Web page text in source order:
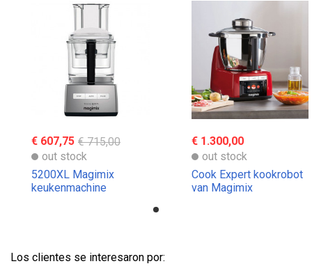
€ 607,75 € 715,00
out stock
5200XL Magimix
keukenmachine
€ 1.300,00
out stock
Cook Expert kookrobot
van Magimix
Los clientes se interesaron por: